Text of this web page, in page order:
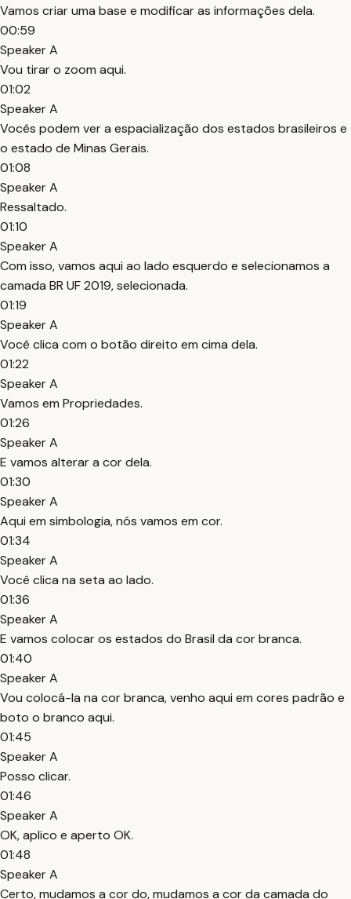
Vamos criar uma base e modificar as informações dela.
00:59
Speaker A
Vou tirar o zoom aqui.
01:02
Speaker A
Vocês podem ver a espacialização dos estados brasileiros e
o estado de Minas Gerais.
01:08
Speaker A
Ressaltado.
01:10
Speaker A
Com isso, vamos aqui ao lado esquerdo e selecionamos a
camada BR UF 2019, selecionada.
01:19
Speaker A
Você clica com o botão direito em cima dela.
01:22
Speaker A
Vamos em Propriedades.
01:26
Speaker A
E vamos alterar a cor dela.
01:30
Speaker A
Aqui em simbologia, nós vamos em cor.
01:34
Speaker A
Você clica na seta ao lado.
01:36
Speaker A
E vamos colocar os estados do Brasil da cor branca.
01:40
Speaker A
Vou colocá-la na cor branca, venho aqui em cores padrão e
boto o branco aqui.
01:45
Speaker A
Posso clicar.
01:46
Speaker A
OK, aplico e aperto OK.
01:48
Speaker A
Certo, mudamos a cor do, mudamos a cor da camada do